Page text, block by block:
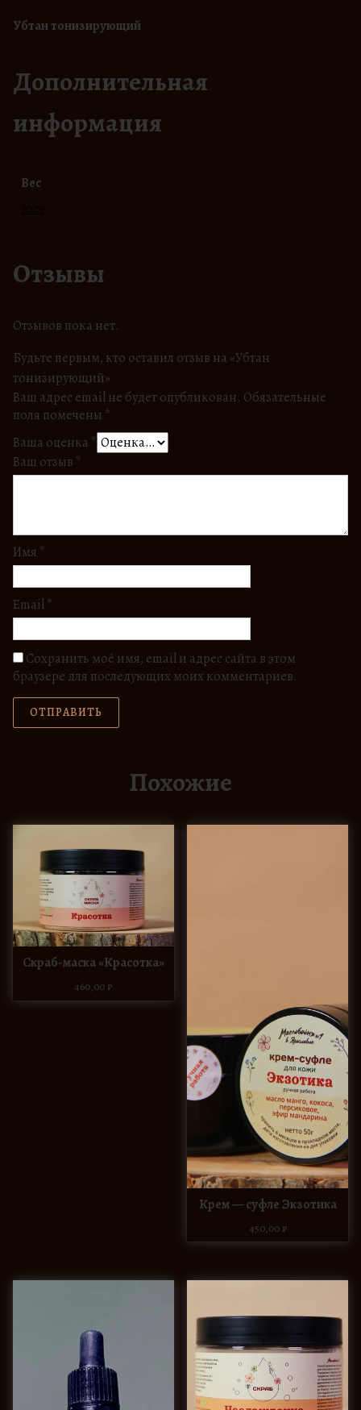
Убтан тонизирующий
Дополнительная
информация
Вес
Отзывы
Отзывов пока нет.
Будьте первым, кто оставил отзыв на «Убтан
тонизирующий»
Ваш адрес email не будет опубликован. Обязательные
поля помечены *
Ваша оценка *
Ваш отзыв *
Имя *
Email*
Сохранить моё имя, email и адрес сайта в этом
браузере для последующих моих комментариев.
Похожие
Скраб-маска «Красотка»
460,00 ₽
Крем — суфле Экзотика
450,00 ₽